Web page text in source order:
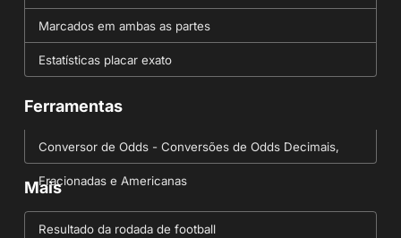
Marcados em ambas as partes
Estatísticas placar exato
Ferramentas
Conversor de Odds - Conversões de Odds Decimais,
Fracionadas e Americanas
Mais
Resultado da rodada de football